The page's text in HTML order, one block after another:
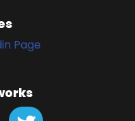
Page